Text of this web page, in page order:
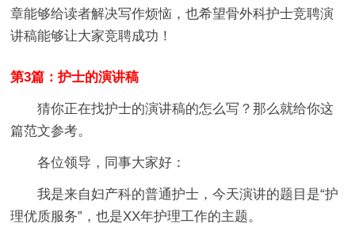
章能够给读者解决写作烦恼，也希望骨外科护士竞聘演
讲稿能够让大家竞聘成功！
第3篇：护士的演讲稿
猜你正在找护士的演讲稿的怎么写？那么就给你这
篇范文参考。
各位领导，同事大家好：
我是来自妇产科的普通护士，今天演讲的题目是“护
理优质服务”，也是XX年护理工作的主题。